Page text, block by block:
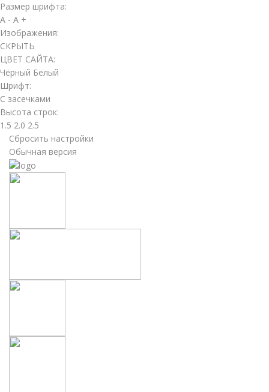
Размер шрифта:
A - A +
Изображения:
СКРЫТЬ
ЦВЕТ САЙТА:
Чёрный Белый
Шрифт:
С засечками
Высота строк:
1.5 2.0 2.5
Сбросить настройки
Обычная версия